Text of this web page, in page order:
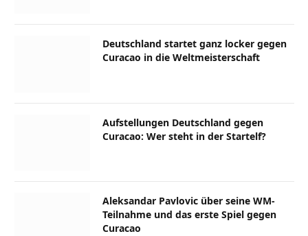
Deutschland startet ganz locker gegen
Curacao in die Weltmeisterschaft
Aufstellungen Deutschland gegen
Curacao: Wer steht in der Startelf?
Aleksandar Pavlovic über seine WM-
Teilnahme und das erste Spiel gegen
Curacao